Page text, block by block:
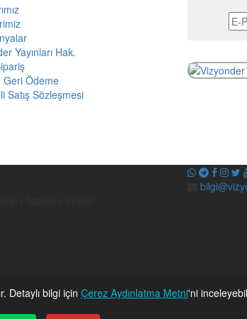
Yayınları Hak.
Geri Ödeme
Satış Sözleşmesi
Detaylı bilgi için Çerez Aydınlatma Metni'ni